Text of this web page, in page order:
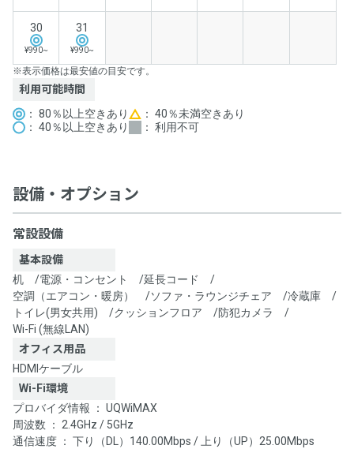
30
¥990~
31
¥990~
※表示価格は最安値の目安です。
利用可能時間
： 80％以上空きあり
： 40％以上空きあり
： 40％未満空きあり
： 利用不可
設備・オプション
常設設備
基本設備
机 /電源・コンセント /延長コード
/
空調（エアコン・暖房）
/ソファ・ラウンジチェア /冷蔵庫 /
トイレ(男女共用) /クッションフロア /防犯カメラ
/
Wi-Fi (無線LAN)
オフィス用品
HDMIケーブル
Wi-Fi環境
プロバイダ情報 ： UQWiMAX
周波数 ： 2.4GHz / 5GHz
通信速度 ： 下り（DL）140.00Mbps / 上り（UP）25.00Mbps